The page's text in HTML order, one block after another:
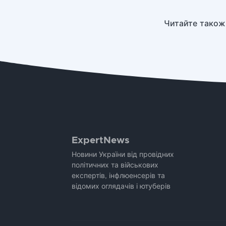
Читайте
ExpertNews
Новини України від провідних
політичних та військових
експертів, інфлюенсерів та
відомих оглядачів і ютуберів